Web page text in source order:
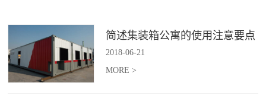
简述集装箱公寓的使用注意要点
2018-06-21
MORE >